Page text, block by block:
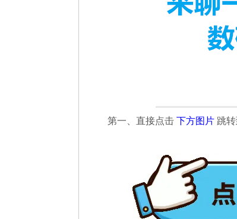
第一、直接点击 下方图片 跳